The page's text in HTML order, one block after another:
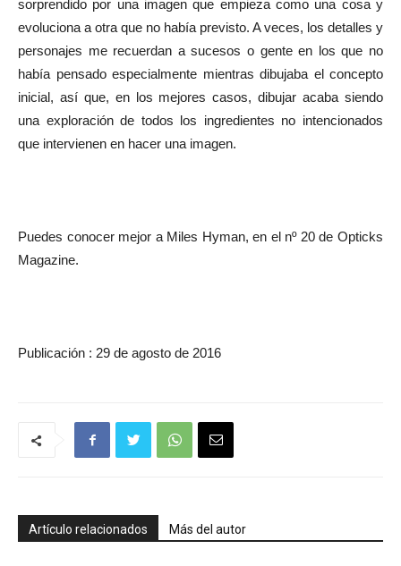
sorprendido por una imagen que empieza como una cosa y
evoluciona a otra que no había previsto. A veces, los detalles y
personajes me recuerdan a sucesos o gente en los que no
había pensado especialmente mientras dibujaba el concepto
inicial, así que, en los mejores casos, dibujar acaba siendo
una exploración de todos los ingredientes no intencionados
que intervienen en hacer una imagen.
Puedes conocer mejor a Miles Hyman, en el nº 20 de Opticks
Magazine.
Publicación : 29 de agosto de 2016
Artículo relacionados Más del autor